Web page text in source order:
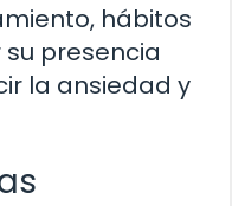
hábitos
presencia
la ansiedad y